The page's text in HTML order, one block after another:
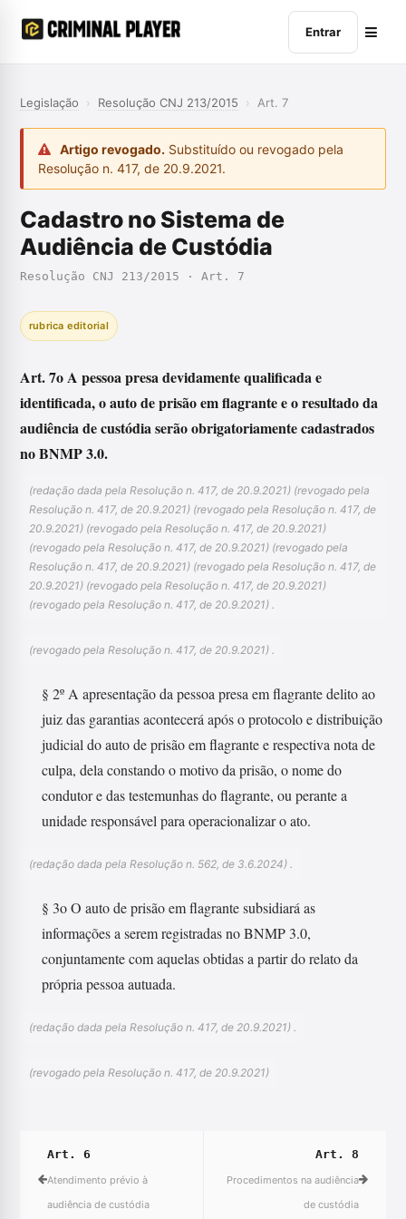
Entrar
Legislação › Resolução CNJ 213/2015 › Art. 7
Artigo revogado. Substituído ou revogado pela
Resolução n. 417, de 20.9.2021.
Cadastro no Sistema de
Audiência de Custódia
Resolução CNJ 213/2015 · Art. 7
rubrica editorial
Art. 7o A pessoa presa devidamente qualificada e
identificada, o auto de prisão em flagrante e o resultado da
audiência de custódia serão obrigatoriamente cadastrados
no BNMP 3.0.
(redação dada pela Resolução n. 417, de 20.9.2021) (revogado pela
Resolução n. 417, de 20.9.2021) (revogado pela Resolução n. 417, de
20.9.2021) (revogado pela Resolução n. 417, de 20.9.2021)
(revogado pela Resolução n. 417, de 20.9.2021) (revogado pela
Resolução n. 417, de 20.9.2021) (revogado pela Resolução n. 417, de
20.9.2021) (revogado pela Resolução n. 417, de 20.9.2021)
(revogado pela Resolução n. 417, de 20.9.2021) .
(revogado pela Resolução n. 417, de 20.9.2021) .
§ 2º A apresentação da pessoa presa em flagrante delito ao
juiz das garantias acontecerá após o protocolo e distribuição
judicial do auto de prisão em flagrante e respectiva nota de
culpa, dela constando o motivo da prisão, o nome do
condutor e das testemunhas do flagrante, ou perante a
unidade responsável para operacionalizar o ato.
(redação dada pela Resolução n. 562, de 3.6.2024) .
§ 3o O auto de prisão em flagrante subsidiará as
informações a serem registradas no BNMP 3.0,
conjuntamente com aquelas obtidas a partir do relato da
própria pessoa autuada.
(redação dada pela Resolução n. 417, de 20.9.2021) .
(revogado pela Resolução n. 417, de 20.9.2021)
Art. 6
Atendimento prévio à
audiência de custódia
Art. 8
Procedimentos na audiência
de custódia